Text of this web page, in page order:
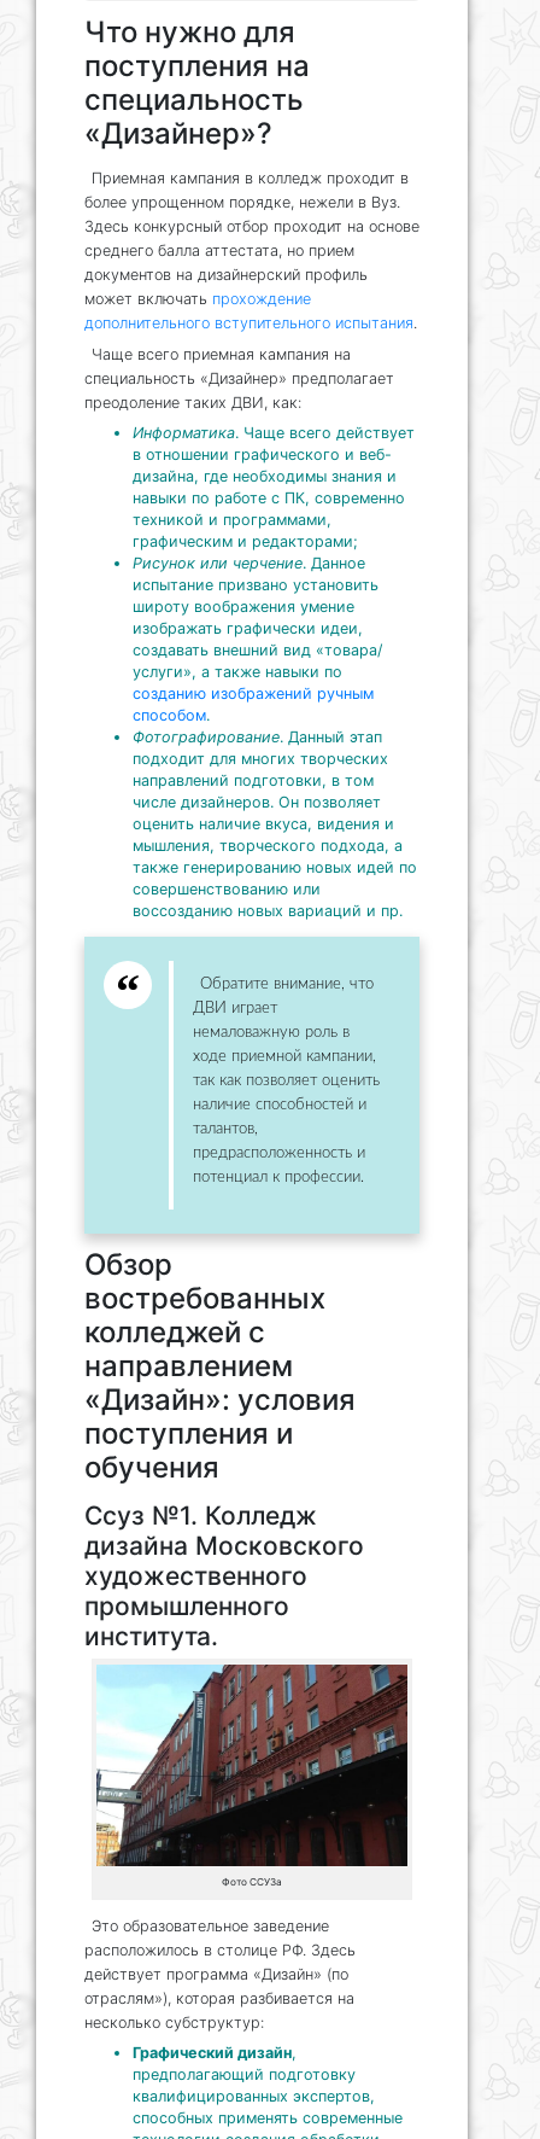
Что нужно для
поступления на
специальность
«Дизайнер»?
Приемная кампания в колледж проходит в
более упрощенном порядке, нежели в Вуз.
Здесь конкурсный отбор проходит на основе
среднего балла аттестата, но прием
документов на дизайнерский профиль
может включать прохождение
дополнительного вступительного испытания.
Чаще всего приемная кампания на
специальность «Дизайнер» предполагает
преодоление таких ДВИ, как:
Информатика. Чаще всего действует
в отношении графического и веб-
дизайна, где необходимы знания и
навыки по работе с ПК, современно
техникой и программами,
графическим и редакторами;
Рисунок или черчение. Данное
испытание призвано установить
широту воображения умение
изображать графически идеи,
создавать внешний вид «товара/
услуги», а также навыки по
созданию изображений ручным
способом.
Фотографирование. Данный этап
подходит для многих творческих
направлений подготовки, в том
числе дизайнеров. Он позволяет
оценить наличие вкуса, видения и
мышления, творческого подхода, а
также генерированию новых идей по
совершенствованию или
воссозданию новых вариаций и пр.
Обратите внимание, что
ДВИ играет
немаловажную роль в
ходе приемной кампании,
так как позволяет оценить
наличие способностей и
талантов,
предрасположенность и
потенциал к профессии.
Обзор
востребованных
колледжей с
направлением
«Дизайн»: условия
поступления и
обучения
Ссуз №1. Колледж
дизайна Московского
художественного
промышленного
института.
Фото ССУЗа
Это образовательное заведение
расположилось в столице РФ. Здесь
действует программа «Дизайн» (по
отраслям»), которая разбивается на
несколько субструктур:
Графический дизайн,
предполагающий подготовку
квалифицированных экспертов,
способных применять современные